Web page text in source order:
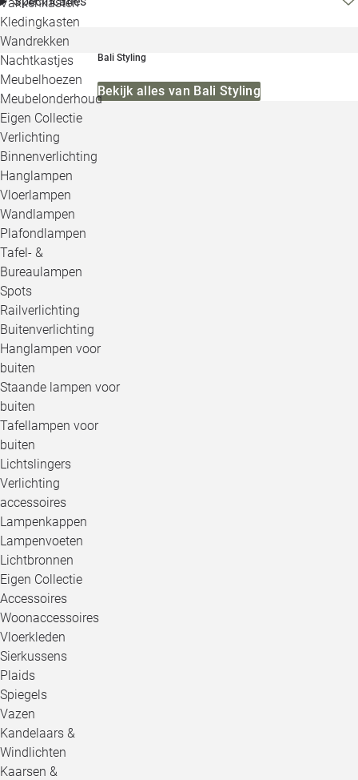
Kledingkasten
Wandrekken
Nachtkastjes
Meubelhoezen
Meubelonderhoud
Eigen Collectie
Verlichting
Binnenverlichting
Hanglampen
Vloerlampen
Wandlampen
Plafondlampen
Tafel- &
Bureaulampen
Spots
Railverlichting
Buitenverlichting
Hanglampen voor
buiten
Staande lampen voor
buiten
Tafellampen voor
buiten
Lichtslingers
Verlichting
accessoires
Lampenkappen
Lampenvoeten
Lichtbronnen
Eigen Collectie
Accessoires
Woonaccessoires
Vloerkleden
Sierkussens
Plaids
Spiegels
Vazen
Kandelaars &
Windlichten
Kaarsen &
Bali Styling
Bekijk alles van Bali Styling